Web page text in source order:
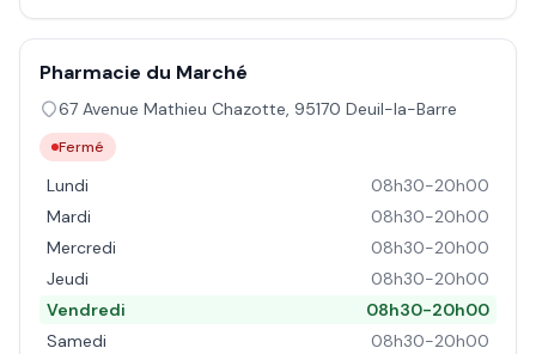
Pharmacie du Marché
67 Avenue Mathieu Chazotte, 95170 Deuil-la-Barre
Fermé
Lundi
08h30-20h00
Mardi
08h30-20h00
Mercredi
08h30-20h00
Jeudi
08h30-20h00
Vendredi
08h30-20h00
Samedi
08h30-20h00